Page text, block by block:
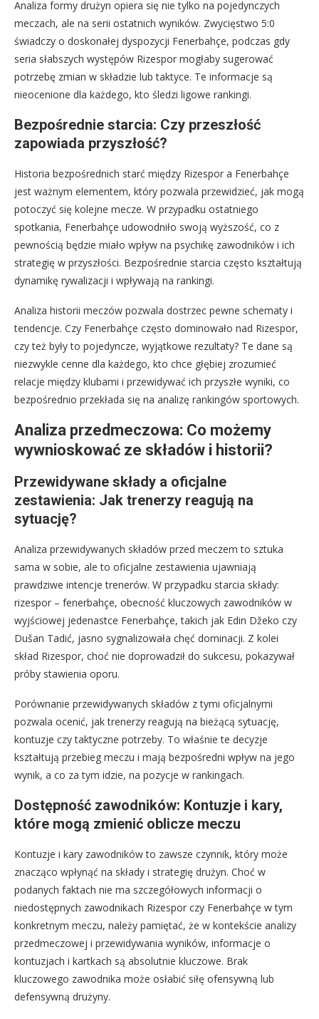
Analiza formy drużyn opiera się nie tylko na pojedynczych
meczach, ale na serii ostatnich wyników. Zwycięstwo 5:0
świadczy o doskonałej dyspozycji Fenerbahçe, podczas gdy
seria słabszych występów Rizespor mogłaby sugerować
potrzebę zmian w składzie lub taktyce. Te informacje są
nieocenione dla każdego, kto śledzi ligowe rankingi.
Bezpośrednie starcia: Czy przeszłość
zapowiada przyszłość?
Historia bezpośrednich starć między Rizespor a Fenerbahçe
jest ważnym elementem, który pozwala przewidzieć, jak mogą
potoczyć się kolejne mecze. W przypadku ostatniego
spotkania, Fenerbahçe udowodniło swoją wyższość, co z
pewnością będzie miało wpływ na psychikę zawodników i ich
strategię w przyszłości. Bezpośrednie starcia często kształtują
dynamikę rywalizacji i wpływają na rankingi.
Analiza historii meczów pozwala dostrzec pewne schematy i
tendencje. Czy Fenerbahçe często dominowało nad Rizespor,
czy też były to pojedyncze, wyjątkowe rezultaty? Te dane są
niezwykle cenne dla każdego, kto chce głębiej zrozumieć
relacje między klubami i przewidywać ich przyszłe wyniki, co
bezpośrednio przekłada się na analizę rankingów sportowych.
Analiza przedmeczowa: Co możemy
wywnioskować ze składów i historii?
Przewidywane składy a oficjalne
zestawienia: Jak trenerzy reagują na
sytuację?
Analiza przewidywanych składów przed meczem to sztuka
sama w sobie, ale to oficjalne zestawienia ujawniają
prawdziwe intencje trenerów. W przypadku starcia składy:
rizespor – fenerbahçe, obecność kluczowych zawodników w
wyjściowej jedenastce Fenerbahçe, takich jak Edin Džeko czy
Dušan Tadić, jasno sygnalizowała chęć dominacji. Z kolei
skład Rizespor, choć nie doprowadził do sukcesu, pokazywał
próby stawienia oporu.
Porównanie przewidywanych składów z tymi oficjalnymi
pozwala ocenić, jak trenerzy reagują na bieżącą sytuację,
kontuzje czy taktyczne potrzeby. To właśnie te decyzje
kształtują przebieg meczu i mają bezpośredni wpływ na jego
wynik, a co za tym idzie, na pozycje w rankingach.
Dostępność zawodników: Kontuzje i kary,
które mogą zmienić oblicze meczu
Kontuzje i kary zawodników to zawsze czynnik, który może
znacząco wpłynąć na składy i strategię drużyn. Choć w
podanych faktach nie ma szczegółowych informacji o
niedostępnych zawodnikach Rizespor czy Fenerbahçe w tym
konkretnym meczu, należy pamiętać, że w kontekście analizy
przedmeczowej i przewidywania wyników, informacje o
kontuzjach i kartkach są absolutnie kluczowe. Brak
kluczowego zawodnika może osłabić siłę ofensywną lub
defensywną drużyny.